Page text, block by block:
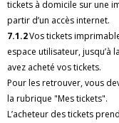
tickets à domicile sur une
partir d’un accès internet.
7.1.2Vos tickets
espace utilisateur, jusqu’à
avez acheté vos tickets.
Pour les retrouver, vous
la rubrique "Mes tickets".
L’acheteur des tickets